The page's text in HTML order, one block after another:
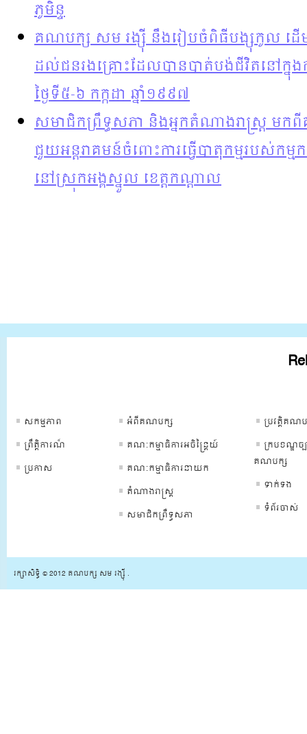
ភូមិន្ទ
គណបក្ស សម រង្ស៊ី នឹងរៀបចំពិធីបង្សុកូល ដើម្
ដល់ជនរងគ្រោះដែលបានបាត់បង់​ជីវិតនៅក្នុងកា
ថ្ងៃទី៥-៦ កក្កដា ឆ្នាំ១៩៩៧
សមាជិកព្រឹទ្ធសភា និងអ្នកតំណាងរាស្រ្ត ម
ជួយអន្តរាគមន៍ចំពោះការធ្វើបាតុកម្មរបស់កម្ម
នៅស្រុកអង្គស្នួល ខេត្តកណ្តាល
សកម្មភាព
ព្រឹត្ដិការណ៏
ប្រកាស
អំពីគណបក្ស
គណៈកម្មាធិការអចិន្រ្តៃយ៍
គណៈកម្មាធិការនាយក
តំណាងរាស្រ្ត
សមាជិកព្រឺទ្ធសភា
ប្រវត្ដិគណ
ក្របខណ្ឌច្
គណបក្ស
ទាក់ទង
ទំព័រចាស់
រក្សាសិទ្ធិ © 2012 គណបក្ស សម រង្ស៊ី .